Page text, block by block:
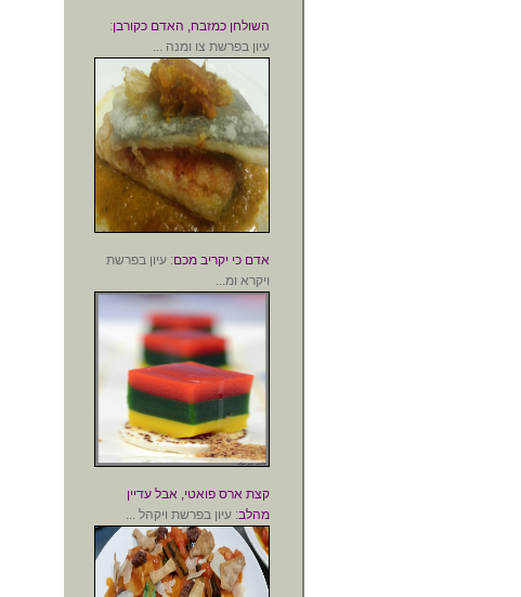
השולחן כמזבח, האדם כקורבן:
עיון בפרשת צו ומנה ...
אדם כי יקריב מכם: עיון בפרשת
ויקרא ומ...
קצת ארס פואטי, אבל עדיין
מהלב: עיון בפרשת ויקהל ...